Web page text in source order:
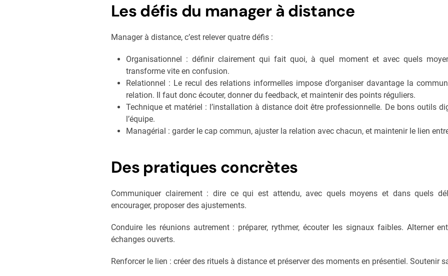
Les défis du manager à distance
Manager à distance, c’est relever quatre défis :
Organisationnel : définir clairement qui fait quoi, à quel moment et avec quels
transforme vite en confusion.
Relationnel : Le recul des relations informelles impose d’organiser davantage la
relation. Il faut donc écouter, donner du feedback, et maintenir des points réguliers.
Technique et matériel : l’installation à distance doit être professionnelle. De bons outils
l’équipe.
Managérial : garder le cap commun, ajuster la relation avec chacun, et maintenir le lien
Des pratiques concrètes
Communiquer clairement : dire ce qui est attendu, avec quels moyens et dans quels
encourager, proposer des ajustements.
Conduire les réunions autrement : préparer, rythmer, écouter les signaux faibles. Alterner
échanges ouverts.
Renforcer le lien : créer des rituels à distance et préserver des moments en présentiel. Soutenir